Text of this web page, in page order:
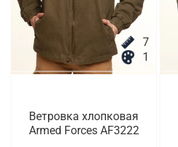
7
1
Ветровка хлопковая
Armed Forces AF3222